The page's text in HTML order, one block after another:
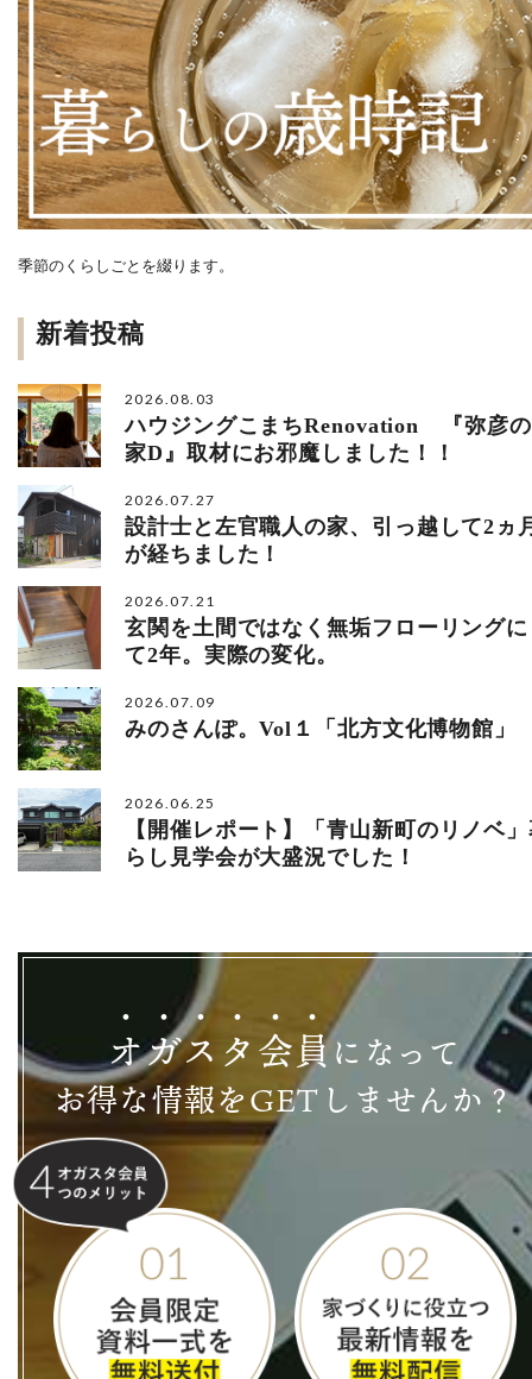
季節のくらしごとを綴ります。
新着投稿
2026.08.03
ハウジングこまちRenovation 『弥彦の
家D』取材にお邪魔しました！！
2026.07.27
設計士と左官職人の家、引っ越して2ヵ
が経ちました！
2026.07.21
玄関を土間ではなく無垢フローリング
て2年。実際の変化。
2026.07.09
みのさんぽ。Vol１「北方文化博物館」
2026.06.25
【開催レポート】「青山新町のリノベ
らし見学会が大盛況でした！
オガス タ会員になって
お得な情報をGETしませんか？